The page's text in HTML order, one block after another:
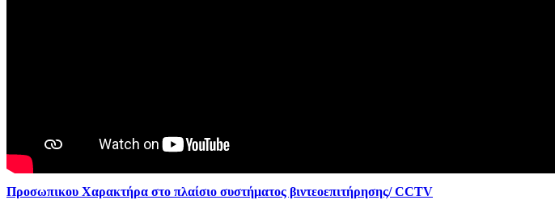
Προσωπικου Χαρακτήρα στο πλαίσιο συστήματος βιντεοεπιτήρησης/ CCTV